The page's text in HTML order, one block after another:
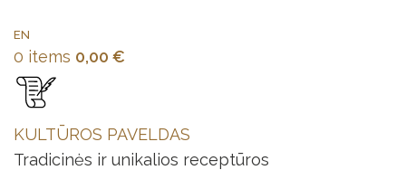
EN
0 items 0,00 €
KULTŪROS PAVELDAS
Tradicinės ir unikalios receptūros